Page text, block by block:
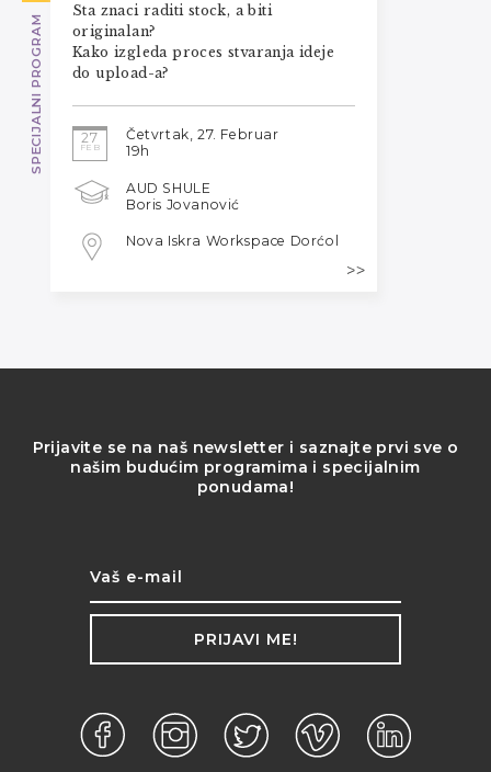
SPECIJALNI PROGRAM
Sta znaci raditi stock, a biti
originalan?
Kako izgleda proces stvaranja ideje
do upload-a?
27
FEB
Četvrtak, 27. Februar
19h
AUD SHULE
Boris Jovanović
Nova Iskra Workspace Dorćol
Prijavite se na naš newsletter i saznajte prvi sve o
našim budućim programima i specijalnim
ponudama!
PRIJAVI ME!